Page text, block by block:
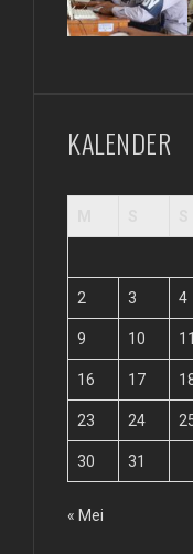
KALENDER
2 3 4
9 10 11
16 17
23 24
30 31
« Mei